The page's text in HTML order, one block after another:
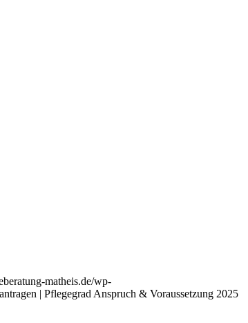
matheis.de/wp-
| Pflegegrad Anspruch & Voraussetzung 2025